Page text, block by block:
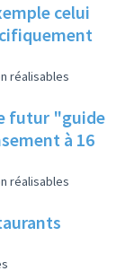
celui
réalisables
futur "guide
à 16
réalisables